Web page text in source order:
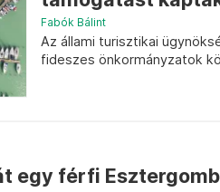
Fabók Bálint
Az állami turisztikai
fideszes önkormányzatok
egy férfi